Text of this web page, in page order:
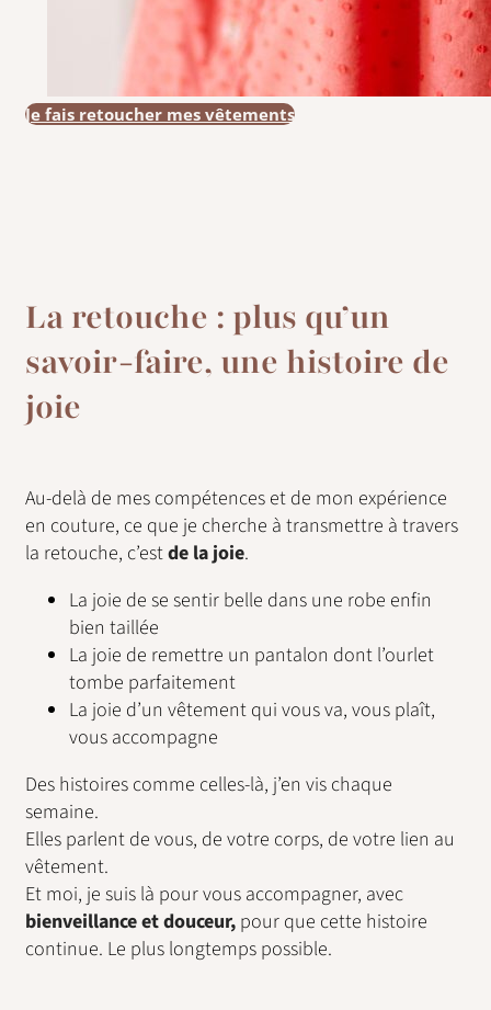
Je fais retoucher mes vêtements
La retouche : plus qu’un
savoir-faire, une histoire de
joie
Au-delà de mes compétences et de mon expérience
en couture, ce que je cherche à transmettre à travers
la retouche, c’estde la joie.
La joie de se sentir belle dans une robe enfin
bien taillée
La joie de remettre un pantalon dont l’ourlet
tombe parfaitement
La joie d’un vêtement qui vous va, vous plaît,
vous accompagne
Des histoires comme celles-là, j’en vis chaque
semaine.
Elles parlent de vous, de votre corps, de votre lien au
vêtement.
Et moi, je suis là pour vous accompagner, avec
bienveillance et douceur, pour que cette histoire
continue. Le plus longtemps possible.